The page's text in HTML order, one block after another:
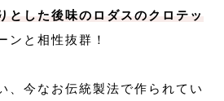
とした後味のロダスのクロテッ
ンと相性抜群！
、今なお伝統製法で作られてい